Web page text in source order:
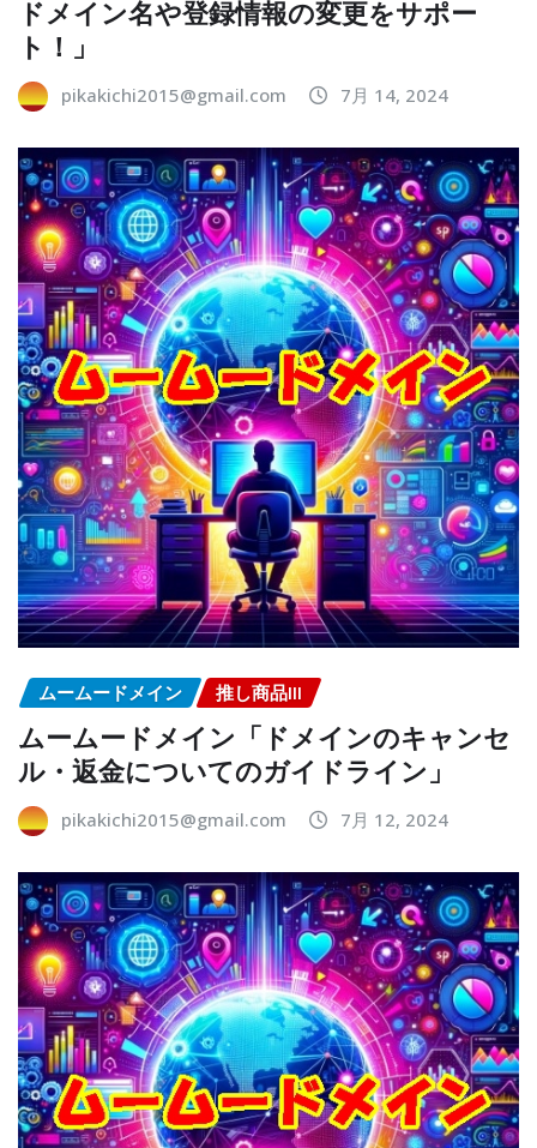
ドメイン名や登録情報の変更をサポー
ト！」
pikakichi2015@gmail.com 7月 14, 2024
ムームードメイン 推し商品III
ムームードメイン「ドメインのキャンセ
ル・返金についてのガイドライン」
pikakichi2015@gmail.com 7月 12, 2024